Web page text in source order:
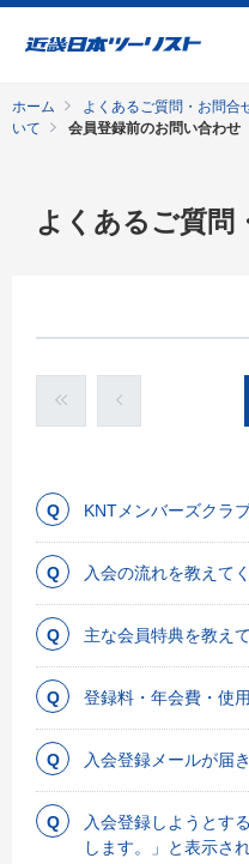
ホーム よくあるご質問・お問合
いて
会員登録前のお問い合わせ
よくあるご質問
KNTメンバーズクラ
入会の流れを教えて
主な会員特典を教え
登録料・年会費・使
入会登録メールが届
入会登録しようとす
します。」と表示され